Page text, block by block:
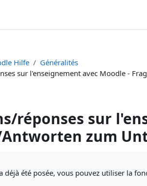
Hilfe
Généralités
sur l'enseignement avec Moodle -
réponses sur
Antworten zum
déjà été posée, vous pouvez utiliser la